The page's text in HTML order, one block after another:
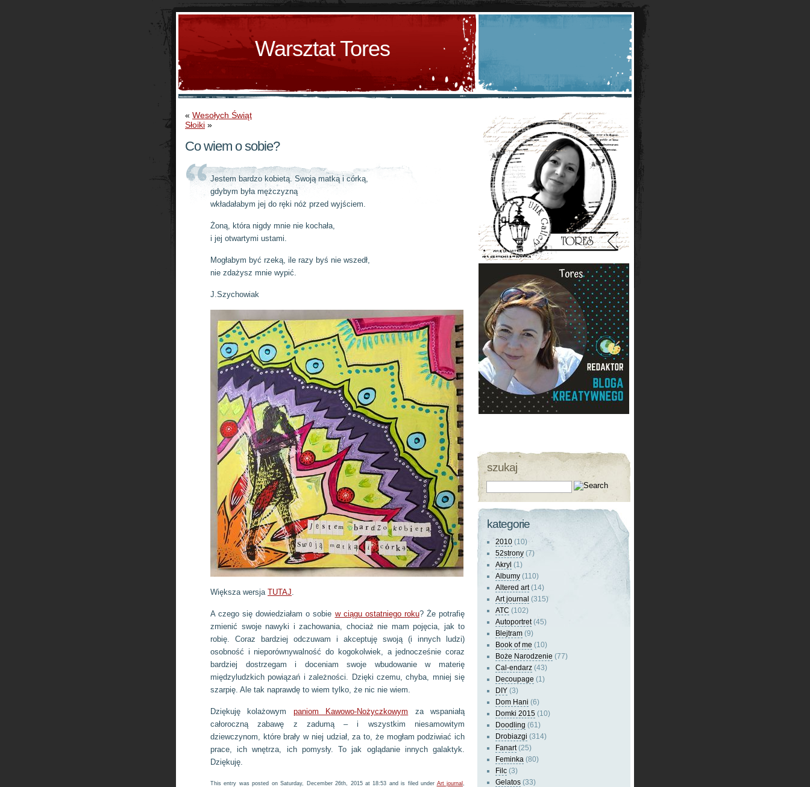
Warsztat Tores
« Wesołych Świąt
Słoiki »
Co wiem o sobie?
Jestem bardzo kobietą. Swoją matką i córką,
gdybym była mężczyzną
wkładałabym jej do ręki nóż przed wyjściem.
Żoną, która nigdy mnie nie kochała,
i jej otwartymi ustami.
Mogłabym być rzeką, ile razy byś nie wszedł,
nie zdażysz mnie wypić.
J.Szychowiak
Większa wersja TUTAJ.
A czego się dowiedziałam o sobie w ciągu ostatniego roku? Że potrafię
zmienić swoje nawyki i zachowania, chociaż nie mam pojęcia, jak to
robię. Coraz bardziej odczuwam i akceptuję swoją (i innych ludzi)
osobność i nieporównywalność do kogokolwiek, a jednocześnie coraz
bardziej dostrzegam i doceniam swoje wbudowanie w materię
międzyludzkich powiązań i zależności. Dzięki czemu, chyba, mniej się
szarpię. Ale tak naprawdę to wiem tylko, że nic nie wiem.
Dziękuję kolażowym paniom Kawowo-Nożyczkowym za wspaniałą
całoroczną zabawę z zadumą – i wszystkim niesamowitym
dziewczynom, które brały w niej udział, za to, że mogłam podziwiać ich
prace, ich wnętrza, ich pomysły. To jak oglądanie innych galaktyk.
Dziękuję.
This entry was posted on Saturday, December 26th, 2015 at 18:53 and is filed under Art journal ,
szukaj
kategorie
2010 (10)
52strony (7)
Akryl (1)
Albumy (110)
Altered art(14)
Art journal (315)
ATC (102)
Autoportret(45)
Blejtram (9)
Book of me (10)
Boże Narodzenie (77)
Cal-endarz (43)
Decoupage (1)
DIY (3)
Dom Hani (6)
Domki 2015 (10)
Doodling (61)
Drobiazgi (314)
Fanart(25)
Feminka (80)
Filc (3)
Gelatos (33)